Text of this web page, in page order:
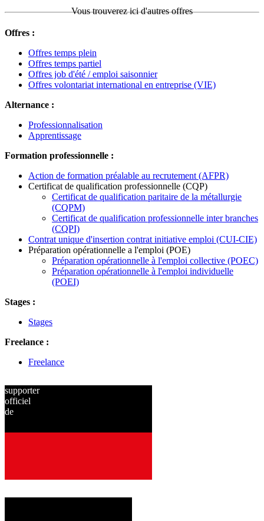
Vous trouverez ici d'autres offres
Offres :
Offres temps plein
Offres temps partiel
Offres job d'été / emploi saisonnier
Offres volontariat international en entreprise (VIE)
Alternance :
Professionnalisation
Apprentissage
Formation professionnelle :
Action de formation préalable au recrutement (AFPR)
Certificat de qualification professionnelle (CQP)
Certificat de qualification paritaire de la métallurgie
(CQPM)
Certificat de qualification professionnelle inter branches
(CQPI)
Contrat unique d'insertion contrat initiative emploi (CUI-CIE)
Préparation opérationnelle a l'emploi (POE)
Préparation opérationnelle à l'emploi collective (POEC)
Préparation opérationnelle à l'emploi individuelle
(POEI)
Stages :
Stages
Freelance :
Freelance
supporter
officiel
de